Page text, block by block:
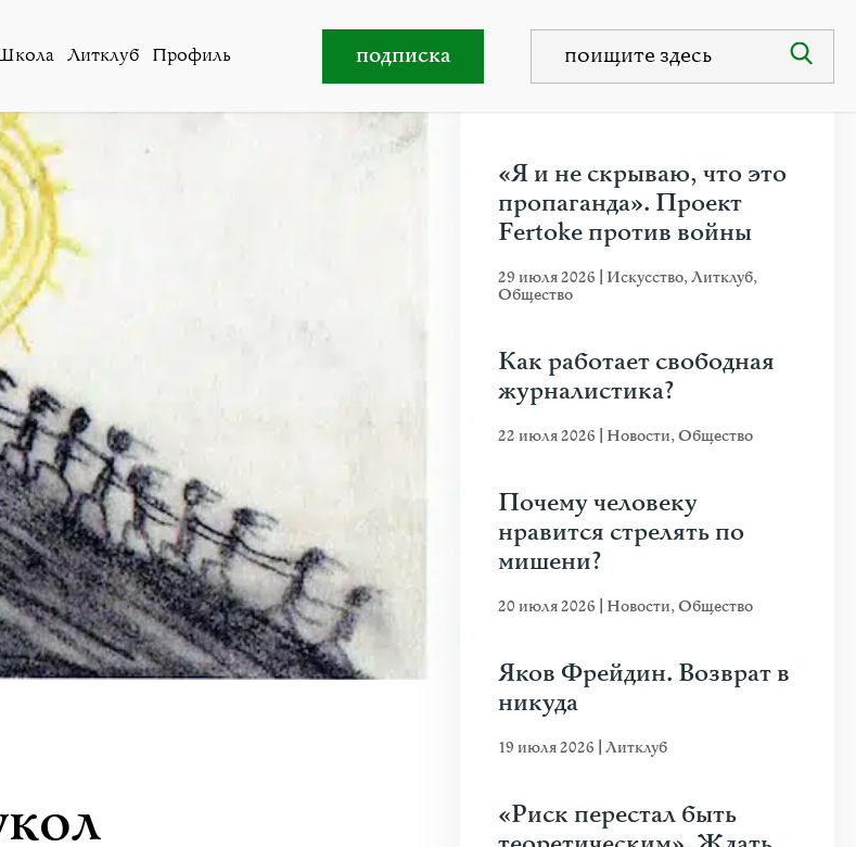
Литклуб Профиль подписка
«Я и не скрываю, что это
пропаганда». Проект
Fertoke против войны
29 июля 2026 Искусство,Литклуб,
Общество
Как работает свободная
журналистика?
22 июля 2026 Новости,Общество
Почему человеку
нравится стрелять по
мишени?
20 июля 2026 Новости,Общество
Яков Фрейдин. Возврат в
никуда
19 июля 2026 Литклуб
«Риск перестал быть